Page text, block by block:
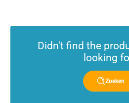
Didn't find the
looking
Zoeken